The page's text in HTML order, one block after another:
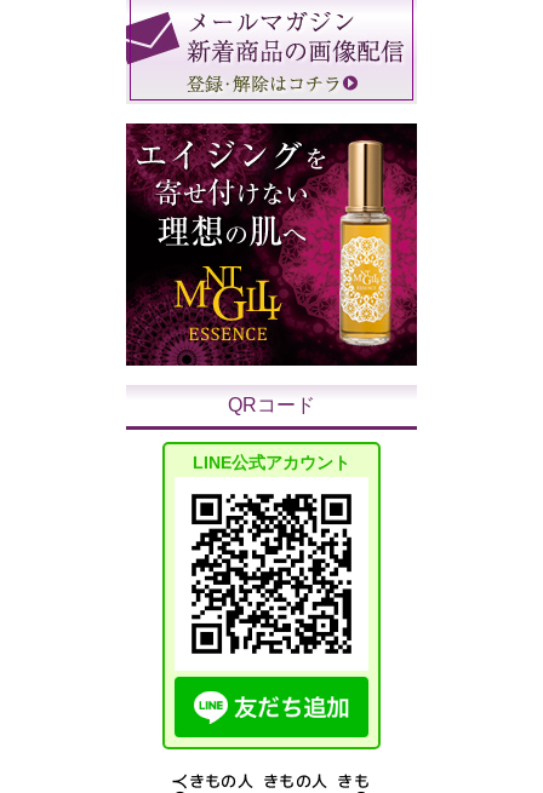
QRコード
LINE公式アカウント